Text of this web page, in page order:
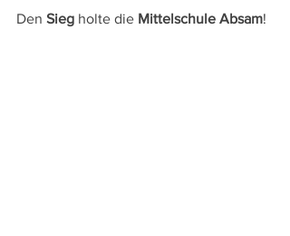
Den Sieg holte die Mittelschule Absam!